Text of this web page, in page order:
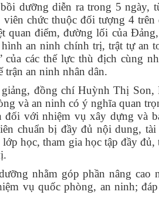
dưỡng diễn ra trong 5 ngày,
viên chức thuộc đối tượng 4
quan điểm, đường lối của
an ninh chính trị, trật tự an
của các thế lực thù địch cùng
trận an ninh nhân dân.
giảng, đồng chí Huỳnh Thị
và an ninh có ý nghĩa quan
đối với nhiệm vụ xây dựng và
chuẩn bị đầy đủ nội dung,
học, tham gia học tập đầy
nhằm góp phần nâng cao
vụ quốc phòng, an ninh;